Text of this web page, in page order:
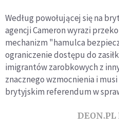
Według powołującej się na
agencji Cameron wyrazi
mechanizm "hamulca
ograniczenie dostępu do
imigrantów zarobkowych z
znacznego wzmocnienia i
brytyjskim referendum w
DEON.PL